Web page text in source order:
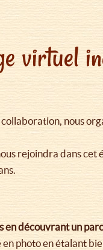
virtuel
nous
rejoindra dans cet
en découvrant un
photo en étalant